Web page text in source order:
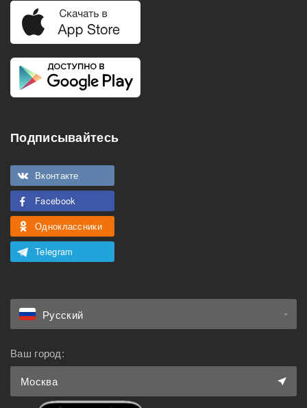
Балкон
Холодильник
Телевизор
Кондиционер
Можно с животными
Подписывайтесь
Вконтакте
Facebook
Одноклассники
Telegram
Русский
Ваш город:
Москва